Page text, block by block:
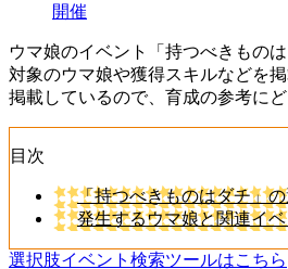
開催
ウマ娘のイベント「持つべきもの
対象のウマ娘や獲得スキルなどを
掲載しているので、育成の参考にど
目次
「持つべきものはダチ」
発生するウマ娘と関連イ
選択肢イベント検索ツールはこちら